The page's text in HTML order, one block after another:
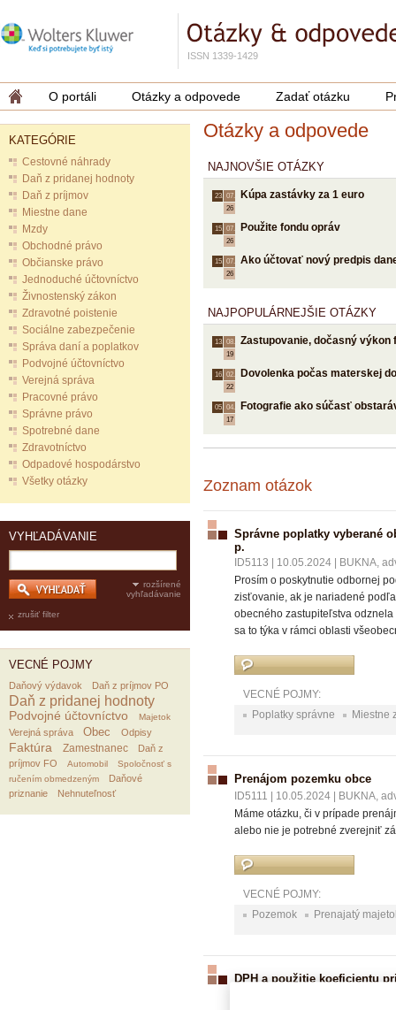
ISSN 1339-1429
O portáli Otázky a odpovede Zadať otázku
KATEGÓRIE
Cestovné náhrady
Daň z pridanej hodnoty
Daň z príjmov
Miestne dane
Mzdy
Obchodné právo
Občianske právo
Jednoduché účtovníctvo
Živnostenský zákon
Zdravotné poistenie
Sociálne zabezpečenie
Správa daní a poplatkov
Podvojné účtovníctvo
Verejná správa
Pracovné právo
Správne právo
Spotrebné dane
Zdravotníctvo
Odpadové hospodárstvo
Všetky otázky
VYHĽADÁVANIE
rozšírené
vyhľadávanie
zrušiť filter
VECNÉ POJMY
Daňový výdavok Daň z príjmov PO
Daň z pridanej hodnoty
Podvojné účtovníctvo Majetok
Verejná správa Obec Odpisy
Faktúra Zamestnanec
Daň z
príjmov FO
Automobil
Spoločnosť s
ručením obmedzeným
Daňové
priznanie
Nehnuteľnosť
Otázky a odpovede
NAJNOVŠIE OTÁZKY
23. 07.
26
Kúpa zastávky za 1 euro
15. 07.
26
Použite fondu opráv
15. 07.
26
Ako účtovať nový predpis
NAJPOPULÁRNEJŠIE OTÁZKY
13. 08.
19
Zastupovanie, dočasný výkon
16. 02.
22
Dovolenka počas materskej
05. 04.
17
Fotografie ako súčasť
Zoznam otázok
Správne poplatky vyberané
p.
ID5113 10.05.2024
BUKNA,
Prosím o poskytnutie odbornej
zisťovanie, ak je nariadené
obecného zastupiteľstva
sa to týka v rámci oblasti
VECNÉ POJMY:
Poplatky správne
Miestne
Prenájom pozemku obce
ID5111 10.05.2024
BUKNA,
Máme otázku, či v prípade
alebo nie je potrebné zverejniť
VECNÉ POJMY:
Pozemok
Prenajatý
DPH a použitie koeficientu